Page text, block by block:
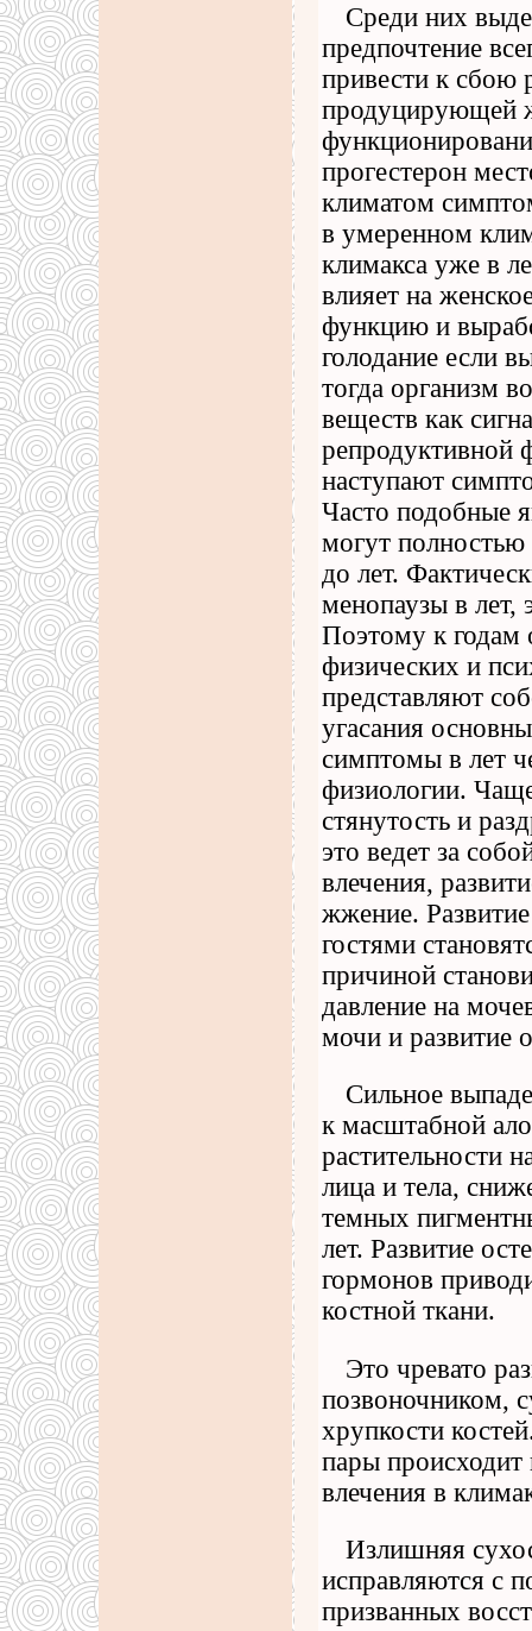
Среди них
предпочтение
привести к сбою
продуцирующей
прогестерон
климатом
в умеренном
климакса уже в
влияет на
функцию и
голодание если
тогда организм
веществ как
репродуктивной
наступают
Часто подобные
могут полностью
до лет.
менопаузы в лет,
Поэтому к годам
физических и
представляют
угасания
симптомы в лет
физиологии.
стянутость и
это ведет за
влечения,
жжение.
гостями
причиной
давление на
мочи и развитие
Сильное
к масштабной
растительности
лица и тела,
темных
лет. Развитие
гормонов
костной ткани.
Это чревато
позвоночником,
хрупкости
пары происходит
влечения в
Излишняя
исправляются с
призванных